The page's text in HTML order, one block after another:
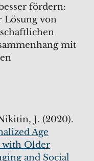
fördern:
Lösung von
mit
J. (2020).
Age
with Older
and Social